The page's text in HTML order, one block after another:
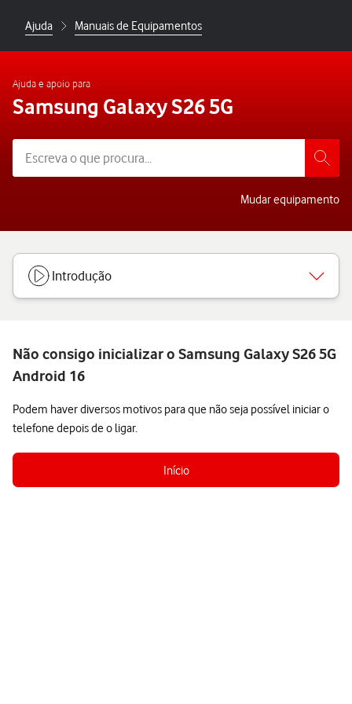
Ajuda Manuais de Equipamentos
Ajuda e apoio para
Samsung Galaxy S26 5G
Mudar equipamento
Introdução
Não consigo inicializar o Samsung Galaxy S26 5G
Android 16
Podem haver diversos motivos para que não seja possível iniciar o
telefone depois de o ligar.
Início